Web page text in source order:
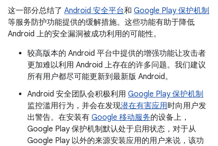
这一部分总结了 Android 安全平台和 Google Play 保护机制
等服务防护功能提供的缓解措施。这些功能有助于降低
Android 上的安全漏洞被成功利用的可能性。
较高版本的 Android 平台中提供的增强功能让攻击者
更加难以利用 Android 上存在的许多问题。我们建议
所有用户都尽可能更新到最新版 Android。
Android 安全团队会积极利用 Google Play 保护机制
监控滥用行为，并会在发现潜在有害应用时向用户发
出警告。在安装有 Google 移动服务的设备上，
Google Play 保护机制默认处于启用状态，对于从
Google Play 以外的来源安装应用的用户来说，该功